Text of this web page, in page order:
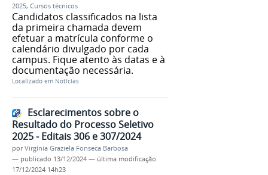
2025, Cursos técnicos
Candidatos classificados na lista
da primeira chamada devem
efetuar a matrícula conforme o
calendário divulgado por cada
campus. Fique atento às datas e à
documentação necessária.
Localizado em Notícias
Esclarecimentos sobre o
Resultado do Processo Seletivo
2025 - Editais 306 e 307/2024
porVirgínia Graziela Fonseca Barbosa
— publicado 13/12/2024 — última modificação
17/12/2024 14h23